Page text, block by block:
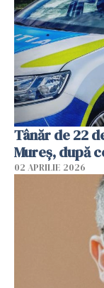
Tânăr de 22
Mureș, după
02 APRILIE 2026